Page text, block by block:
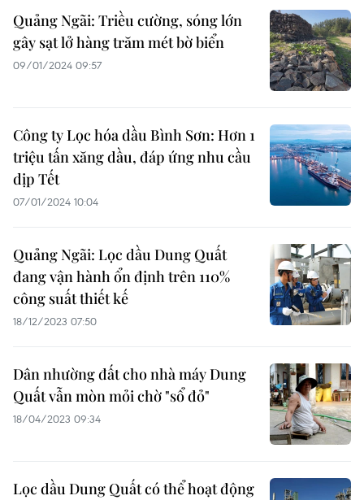
Quảng Ngãi: Triều cường, sóng lớn
gây sạt lở hàng trăm mét bờ biển
09/01/2024 09:57
Công ty Lọc hóa dầu Bình Sơn: Hơn 1
triệu tấn xăng dầu, đáp ứng nhu cầu
dịp Tết
07/01/2024 10:04
Quảng Ngãi: Lọc dầu Dung Quất
đang vận hành ổn định trên 110%
công suất thiết kế
18/12/2023 07:50
Dân nhường đất cho nhà máy Dung
Quất vẫn mòn mỏi chờ "sổ đỏ"
18/04/2023 09:34
Lọc dầu Dung Quất có thể hoạt động